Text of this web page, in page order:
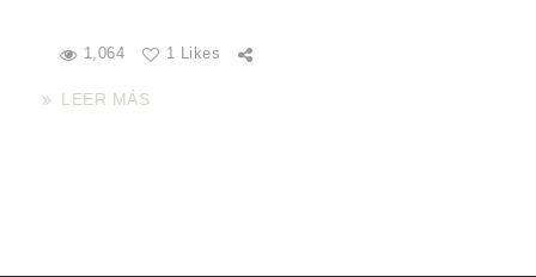
1,064 1 Likes
LEER MÁS